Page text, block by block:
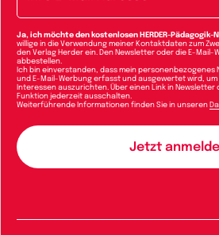
Ja, ich möchte den kostenlosen HERDER-
willige in die Verwendung meiner Kontaktdaten zum
den Verlag Herder ein. Den Newsletter oder die E-
abbestellen.
Ich bin einverstanden, dass mein
und E-Mail-Werbung erfasst und ausgewertet wird,
Interessen auszurichten. Über einen Link in Newsletter
Funktion jederzeit ausschalten.
Weiterführende Informationen finden Sie in unseren